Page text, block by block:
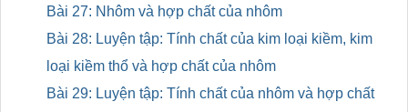
Bài 27: Nhôm và hợp chất của nhôm
Bài 28: Luyện tập: Tính chất của kim loại kiềm, kim
loại kiềm thổ và hợp chất của nhôm
Bài 29: Luyện tập: Tính chất của nhôm và hợp chất